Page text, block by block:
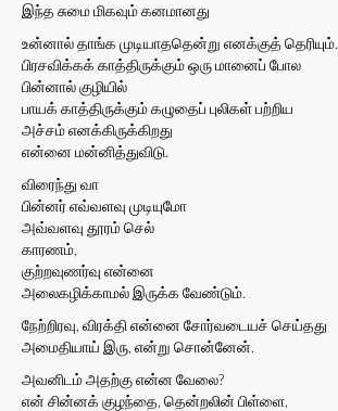
இந்த சுமை மிகவும் கனமானது
உன்னால் தாங்க முடியாததென்று எனக்குத் தெரியும்.
பிரசவிக்கக் காத்திருக்கும் ஒரு மானைப் போல
பின்னால் குழியில்
பாயக் காத்திருக்கும் கழுதைப் புலிகள் பற்றிய
அச்சம் எனக்கிருக்கிறது
என்னை மன்னித்துவிடு.
விரைந்து வா
பின்னர் எவ்வளவு முடியுமோ
அவ்வளவு தூரம் செல்
காரணம்,
குற்றவுணர்வு என்னை
அலைகழிக்காமல் இருக்க வேண்டும்.
நேற்றிரவு, விரக்தி என்னை சோர்வடையச் செய்தது
அமைதியாய் இரு, என்று சொன்னேன்.
அவனிடம் அதற்கு என்ன வேலை?
என் சின்னக் குழந்தை, தென்றலின் பிள்ளை,